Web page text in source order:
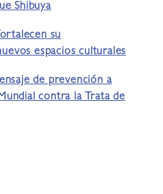
Shibuya
su
espacios culturales
de prevención a
contra la Trata de